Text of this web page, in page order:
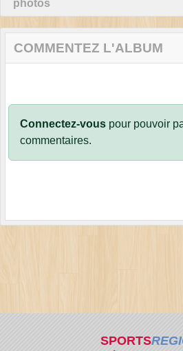
photos
COMMENTEZ L'ALBUM
Connectez-vous pour pouvoir
commentaires.
SPORTS